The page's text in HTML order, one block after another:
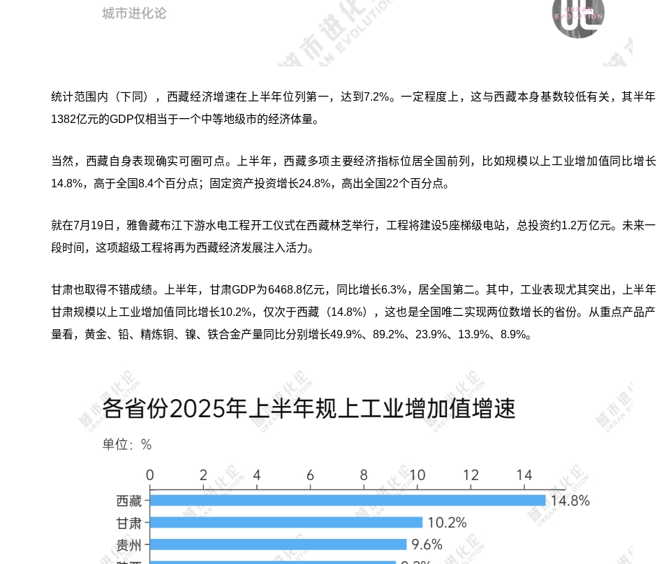
统计范围内（下同），西藏经济增速在上半年位列第一，达到7.2%。一定程度上，这与西藏本身基数较低有关，其半年
1382亿元的GDP仅相当于一个中等地级市的经济体量。
当然，西藏自身表现确实可圈可点。上半年，西藏多项主要经济指标位居全国前列，比如规模以上工业增加值同比增长
14.8%，高于全国8.4个百分点；固定资产投资增长24.8%，高出全国22个百分点。
就在7月19日，雅鲁藏布江下游水电工程开工仪式在西藏林芝举行，工程将建设5座梯级电站，总投资约1.2万亿元。未来一
段时间，这项超级工程将再为西藏经济发展注入活力。
甘肃也取得不错成绩。上半年，甘肃GDP为6468.8亿元，同比增长6.3%，居全国第二。其中，工业表现尤其突出，上半年
甘肃规模以上工业增加值同比增长10.2%，仅次于西藏（14.8%），这也是全国唯二实现两位数增长的省份。从重点产品产
量看，黄金、铅、精炼铜、镍、铁合金产量同比分别增长49.9%、89.2%、23.9%、13.9%、8.9%。